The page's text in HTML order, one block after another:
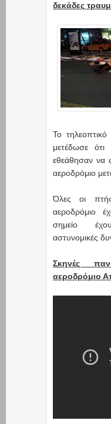
δεκάδες
Το
μετέδωσε ότι
εθεάθησαν να
αεροδρόμιο
Όλες οι
αεροδρόμιο
σημείο
αστυνομικές
Σκηνές
αεροδρόμιο